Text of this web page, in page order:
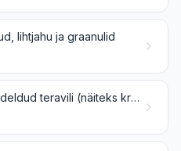
lihtjahu ja graanulid
Muul viisil töödeldud teravili (näiteks kroovitud, valtsitud, helvestatud, kruupideks jahvatatud, lõigatud või jämejahvatusega), v.a rubriigi 1006 riis; terved, valtsitud, helvestatud või jahvatatud teraviljaidud